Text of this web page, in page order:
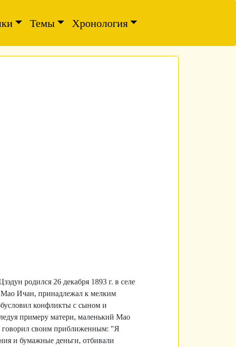
Темы Хронология
родился 26 декабря 1893 г. в селе
Ичан, принадлежал к мелким
конфликты с сыном и
примеру матери, маленький Мао
говорил своим приближенным: "Я
и бумажные деньги, отбивали